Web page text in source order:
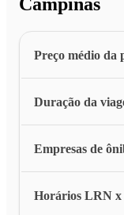
Preço médio da
Duração da
Empresas de
Horários LRN